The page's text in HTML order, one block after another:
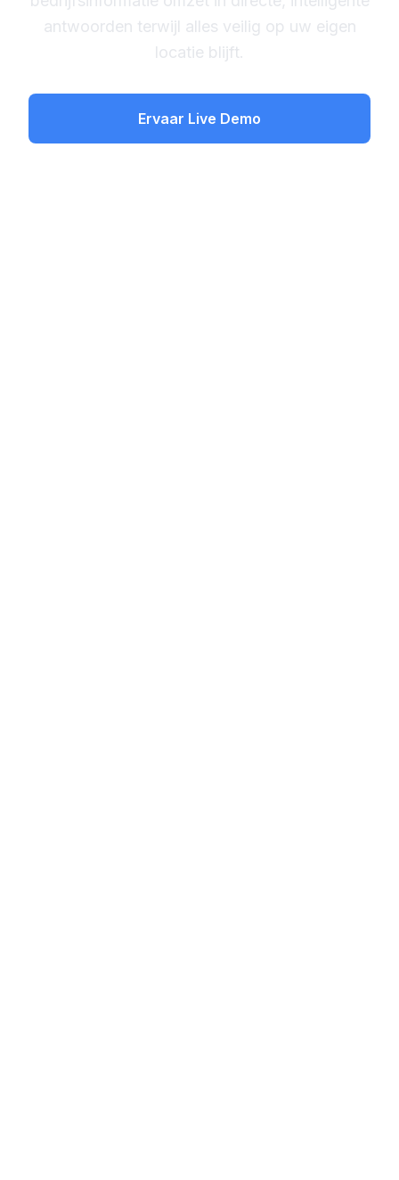
antwoorden terwijl alles veilig op uw eigen
locatie blijft.
Ervaar Live Demo